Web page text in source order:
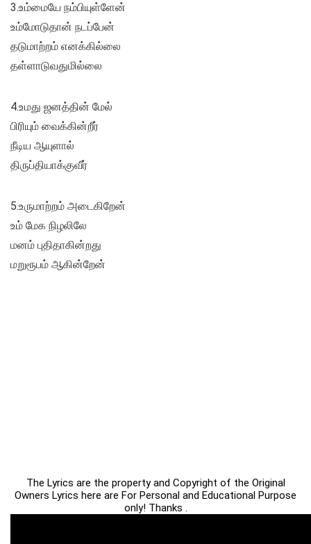
3.உம்மையே நம்பியுள்ளேன்
உம்மோடுதான் நடப்பேன்
தடுமாற்றம் எனக்கில்லை
தள்ளாடுவதுமில்லை
4.உமது ஜனத்தின் மேல்
பிரியும் வைக்கின்றீர்
நீடிய ஆயுளால்
திருப்தியாக்குவீர்
5.உருமாற்றம் அடைகிறேன்
உம் மேக நிழலிலே
மனம் புதிதாகின்றது
மறுரூபம் ஆகின்றேன்
The Lyrics are the property and Copyright of the Original
Owners Lyrics here are For Personal and Educational Purpose
only! Thanks .